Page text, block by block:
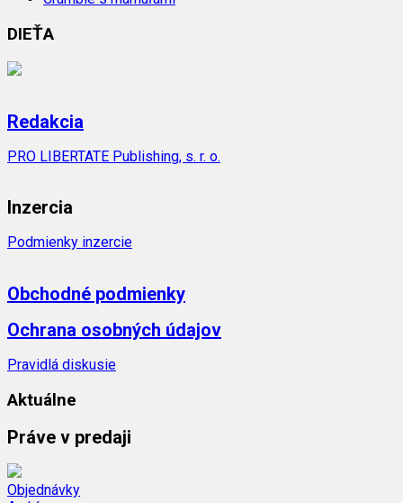
DIEŤA
Redakcia
PRO LIBERTATE Publishing, s. r. o.
Inzercia
Podmienky inzercie
Obchodné podmienky
Ochrana osobných údajov
Pravidlá diskusie
Aktuálne
Práve v predaji
Objednávky